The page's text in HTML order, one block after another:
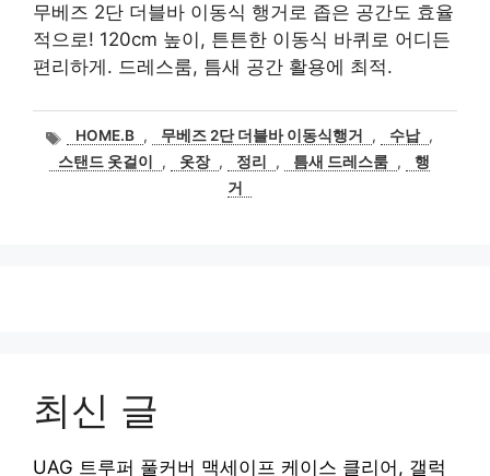
무베즈 2단 더블바 이동식 행거로 좁은 공간도 효율
적으로! 120cm 높이, 튼튼한 이동식 바퀴로 어디든
편리하게. 드레스룸, 틈새 공간 활용에 최적.
태
그
HOME.B , 무베즈 2단 더블바 이동식행거 , 수납 ,
스탠드 옷걸이
, 옷장 , 정리 , 틈새 드레스룸 ,
행
거
최신 글
UAG 트루퍼 풀커버 맥세이프 케이스 클리어, 갤럭